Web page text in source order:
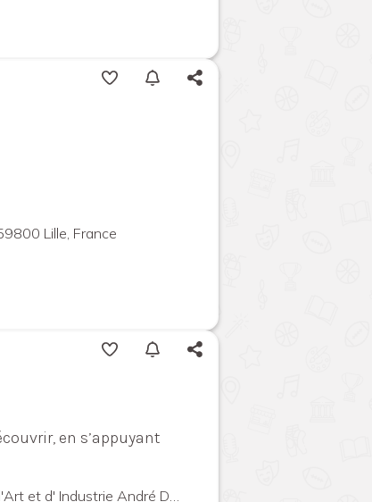
Lille, France
en s’appuyant